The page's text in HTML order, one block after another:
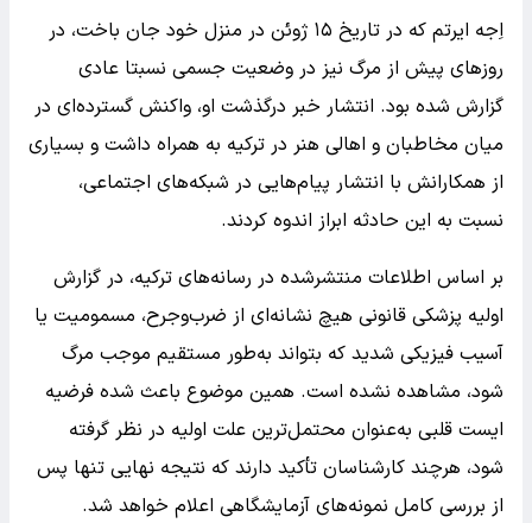
اِجه ایرتم که در تاریخ ۱۵ ژوئن در منزل خود جان باخت، در
روزهای پیش از مرگ نیز در وضعیت جسمی نسبتا عادی
گزارش شده بود. انتشار خبر درگذشت او، واکنش گسترده‌ای در
میان مخاطبان و اهالی هنر در ترکیه به همراه داشت و بسیاری
از همکارانش با انتشار پیام‌هایی در شبکه‌های اجتماعی،
نسبت به این حادثه ابراز اندوه کردند.
بر اساس اطلاعات منتشرشده در رسانه‌های ترکیه، در گزارش
اولیه پزشکی قانونی هیچ نشانه‌ای از ضرب‌وجرح، مسمومیت یا
آسیب فیزیکی شدید که بتواند به‌طور مستقیم موجب مرگ
شود، مشاهده نشده است. همین موضوع باعث شده فرضیه
ایست قلبی به‌عنوان محتمل‌ترین علت اولیه در نظر گرفته
شود، هرچند کارشناسان تأکید دارند که نتیجه نهایی تنها پس
از بررسی کامل نمونه‌های آزمایشگاهی اعلام خواهد شد.